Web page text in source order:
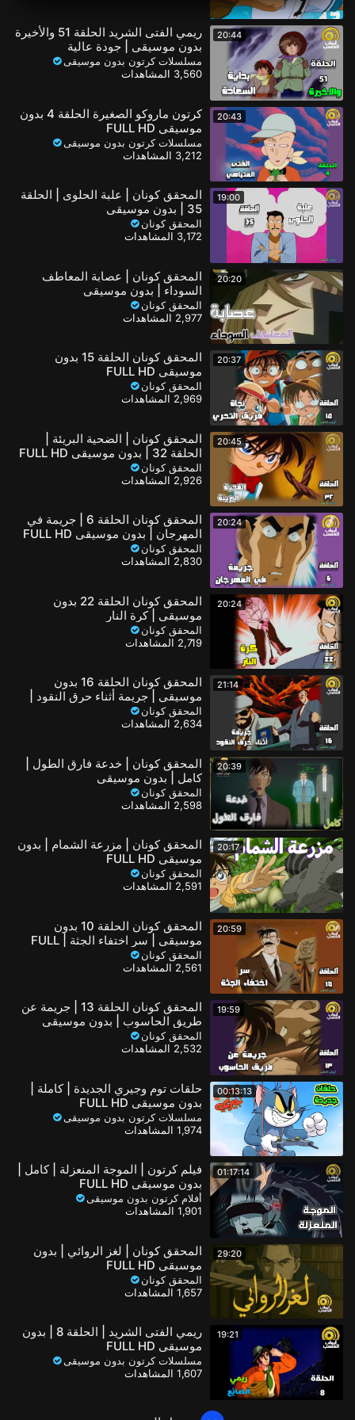
20:44
ريمي الفتى الشريد الحلقة 51 والأخيرة
بدون موسيقى | جودة عالية
مسلسلات كرتون بدون موسيقى
3,560 المشاهدات
20:43
كرتون ماروكو الصغيرة الحلقة 4 بدون
موسيقى FULL HD
مسلسلات كرتون بدون موسيقى
3,212 المشاهدات
19:00
المحقق كونان | علبة الحلوى | الحلقة
35 | بدون موسيقى
المحقق كونان
3,172 المشاهدات
20:20
المحقق كونان | عصابة المعاطف
السوداء | بدون موسيقى
المحقق كونان
2,977 المشاهدات
20:37
المحقق كونان الحلقة 15 بدون
موسيقى FULL HD
المحقق كونان
2,969 المشاهدات
20:45
المحقق كونان | الضحية البريئة |
الحلقة 32 | بدون موسيقى FULL HD
المحقق كونان
2,926 المشاهدات
20:24
المحقق كونان الحلقة 6 | جريمة في
المهرجان | بدون موسيقى FULL HD
المحقق كونان
2,830 المشاهدات
20:24
المحقق كونان الحلقة 22 بدون
موسيقى | كرة النار
المحقق كونان
2,719 المشاهدات
21:14
المحقق كونان الحلقة 16 بدون
موسيقى | جريمة أثناء حرق النقود |
FULL HD
المحقق كونان
2,634 المشاهدات
20:39
المحقق كونان | خدعة فارق الطول |
كامل | بدون موسيقى
المحقق كونان
2,598 المشاهدات
20:17
المحقق كونان | مزرعة الشمام | بدون
موسيقى FULL HD
المحقق كونان
2,591 المشاهدات
20:59
المحقق كونان الحلقة 10 بدون
موسيقى | سر اختفاء الجثة | FULL
HD
المحقق كونان
2,561 المشاهدات
19:59
المحقق كونان الحلقة 13 | جريمة عن
طريق الحاسوب | بدون موسيقى
FULL HD
المحقق كونان
2,532 المشاهدات
00:13:13
حلقات توم وجيري الجديدة | كاملة |
بدون موسيقى FULL HD
مسلسلات كرتون بدون موسيقى
1,974 المشاهدات
01:17:14
فيلم كرتون | الموجة المنعزلة | كامل |
بدون موسيقى FULL HD
أفلام كرتون بدون موسيقى
1,901 المشاهدات
29:20
المحقق كونان | لغز الروائي | بدون
موسيقى FULL HD
المحقق كونان
1,657 المشاهدات
19:21
ريمي الفتى الشريد | الحلقة 8 | بدون
موسيقى FULL HD
مسلسلات كرتون بدون موسيقى
1,607 المشاهدات